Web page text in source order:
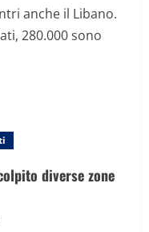
anche il Libano.
280.000 sono
diverse zone